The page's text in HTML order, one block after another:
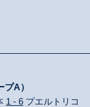
A）
1 - 6 プエルトリコ